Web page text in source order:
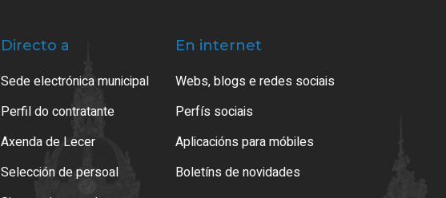
Directo a
Sede electrónica municipal
Perfil do contratante
Axenda de Lecer
Selección de persoal
En internet
Webs, blogs e redes sociais
Perfís sociais
Aplicacións para móbiles
Boletíns de novidades